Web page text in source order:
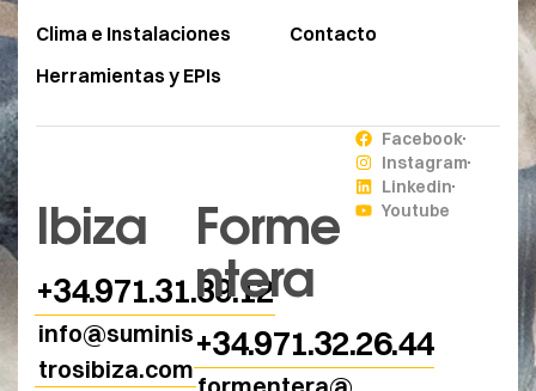
Clima e Instalaciones
Herramientas y EPIs
Contacto
Ibiza
+34.971.31.39.12
info@suminis
trosibiza.com
Forme
ntera
+34.971.32.26.44
Facebook
Instagram
Linkedin
Youtube